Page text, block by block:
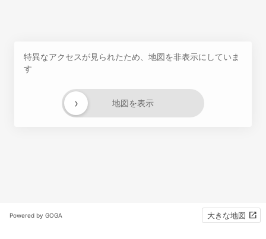
特異なアクセスが見られたため、地図を非表示にしていま
す
地図を表示
›
Powered by GOGA 大きな地図